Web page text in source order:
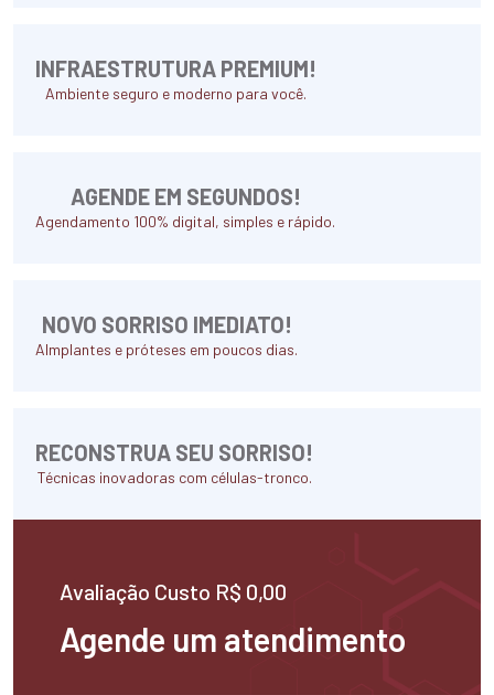
INFRAESTRUTURA PREMIUM!
Ambiente seguro e moderno para você.
AGENDE EM SEGUNDOS!
Agendamento 100% digital, simples e rápido.
NOVO SORRISO IMEDIATO!
AImplantes e próteses em poucos dias.
RECONSTRUA SEU SORRISO!
Técnicas inovadoras com células-tronco.
Avaliação Custo R$ 0,00
Agende um atendimento